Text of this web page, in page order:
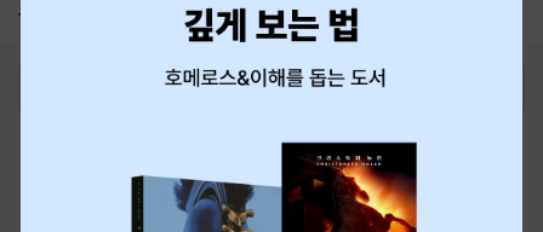
공지 8월 신용카드 무이자할부 안내
최근 본 상품
티켓 1544-6399
중고샵 1566-4295
eBook 1:1문의/채팅상담
예스이십사(주) 사업자 정보